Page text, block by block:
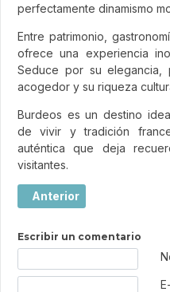
perfectamente dinamismo
Entre patrimonio,
ofrece una experiencia
Seduce por su elegancia,
acogedor y su riqueza
Burdeos es un destino
de vivir y tradición
auténtica que deja
visitantes.
Artículo anterior:
Anterior
Escribir un comentario